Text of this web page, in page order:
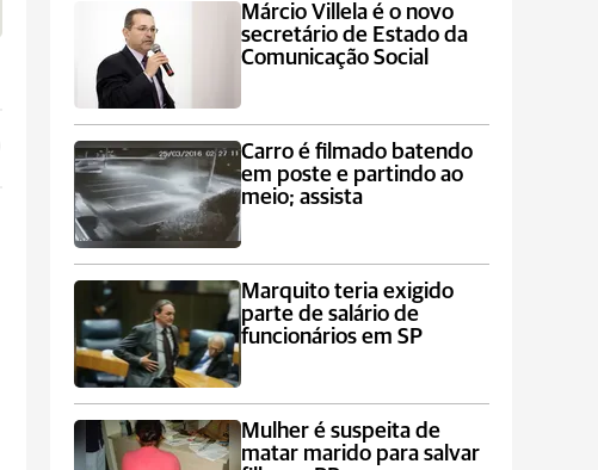
Márcio Villela é o novo
secretário de Estado da
Comunicação Social
Carro é filmado batendo
em poste e partindo ao
meio; assista
Marquito teria exigido
parte de salário de
funcionários em SP
Mulher é suspeita de
matar marido para salvar